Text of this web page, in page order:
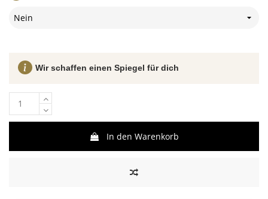
Nein
In den Warenkorb
Wir schaffen einen Spiegel für dich